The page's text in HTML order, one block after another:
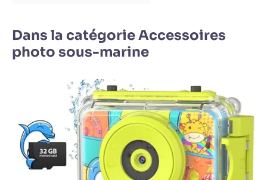
Dans la catégorie Accessoires
photo sous-marine